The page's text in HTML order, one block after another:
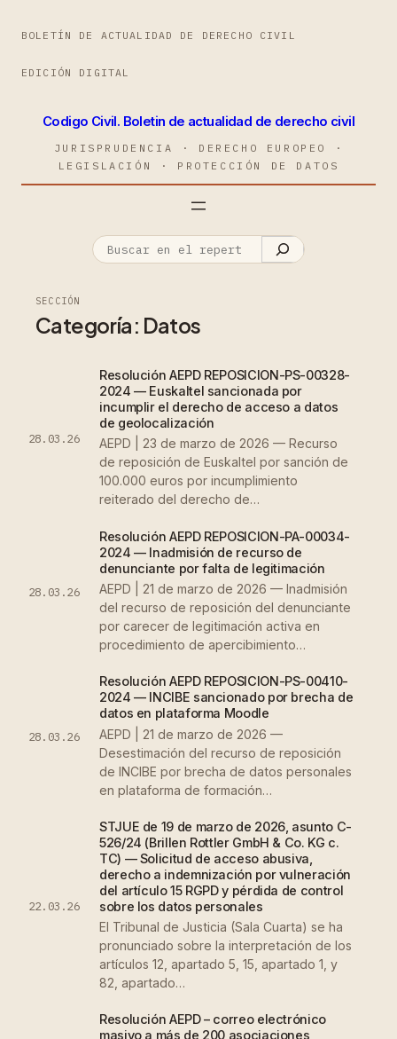
BOLETÍN DE ACTUALIDAD DE DERECHO CIVIL
EDICIÓN DIGITAL
Codigo Civil. Boletin de actualidad de derecho civil
JURISPRUDENCIA · DERECHO EUROPEO ·
LEGISLACIÓN · PROTECCIÓN DE DATOS
SECCIÓN
Categoría: Datos
28.03.26
Resolución AEPD REPOSICION-PS-00328-
2024 — Euskaltel sancionada por
incumplir el derecho de acceso a datos
de geolocalización
AEPD | 23 de marzo de 2026 — Recurso
de reposición de Euskaltel por sanción de
100.000 euros por incumplimiento
reiterado del derecho de…
28.03.26
Resolución AEPD REPOSICION-PA-00034-
2024 — Inadmisión de recurso de
denunciante por falta de legitimación
AEPD | 21 de marzo de 2026 — Inadmisión
del recurso de reposición del denunciante
por carecer de legitimación activa en
procedimiento de apercibimiento…
28.03.26
Resolución AEPD REPOSICION-PS-00410-
2024 — INCIBE sancionado por brecha de
datos en plataforma Moodle
AEPD | 21 de marzo de 2026 —
Desestimación del recurso de reposición
de INCIBE por brecha de datos personales
en plataforma de formación…
22.03.26
STJUE de 19 de marzo de 2026, asunto C-
526/24 (Brillen Rottler GmbH & Co. KG c.
TC) — Solicitud de acceso abusiva,
derecho a indemnización por vulneración
del artículo 15 RGPD y pérdida de control
sobre los datos personales
El Tribunal de Justicia (Sala Cuarta) se ha
pronunciado sobre la interpretación de los
artículos 12, apartado 5, 15, apartado 1, y
82, apartado…
Resolución AEPD – correo electrónico
masivo a más de 200 asociaciones